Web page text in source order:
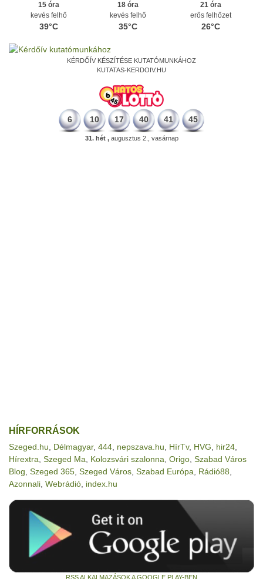
15 óra
kevés felhő
39°C
18 óra
kevés felhő
35°C
21 óra
erős felhőzet
26°C
KÉRDŐÍV KÉSZÍTÉSE KUTATÓMUNKÁHOZ
KUTATAS-KERDOIV.HU
6 10 17 40 41 45
31. hét ,augusztus 2., vasárnap
HÍRFORRÁSOK
Szeged.hu Délmagyar, 444 nepszava.hu HírTv, HVG hir24
Hírextra Szeged Ma Kolozsvári szalonna Origo Szabad Város
Blog Szeged 365 Szeged Város Szabad Európa Rádió88
Azonnali Webrádió index.hu
RSS ALKALMAZÁSOK A GOOGLE PLAY-BEN